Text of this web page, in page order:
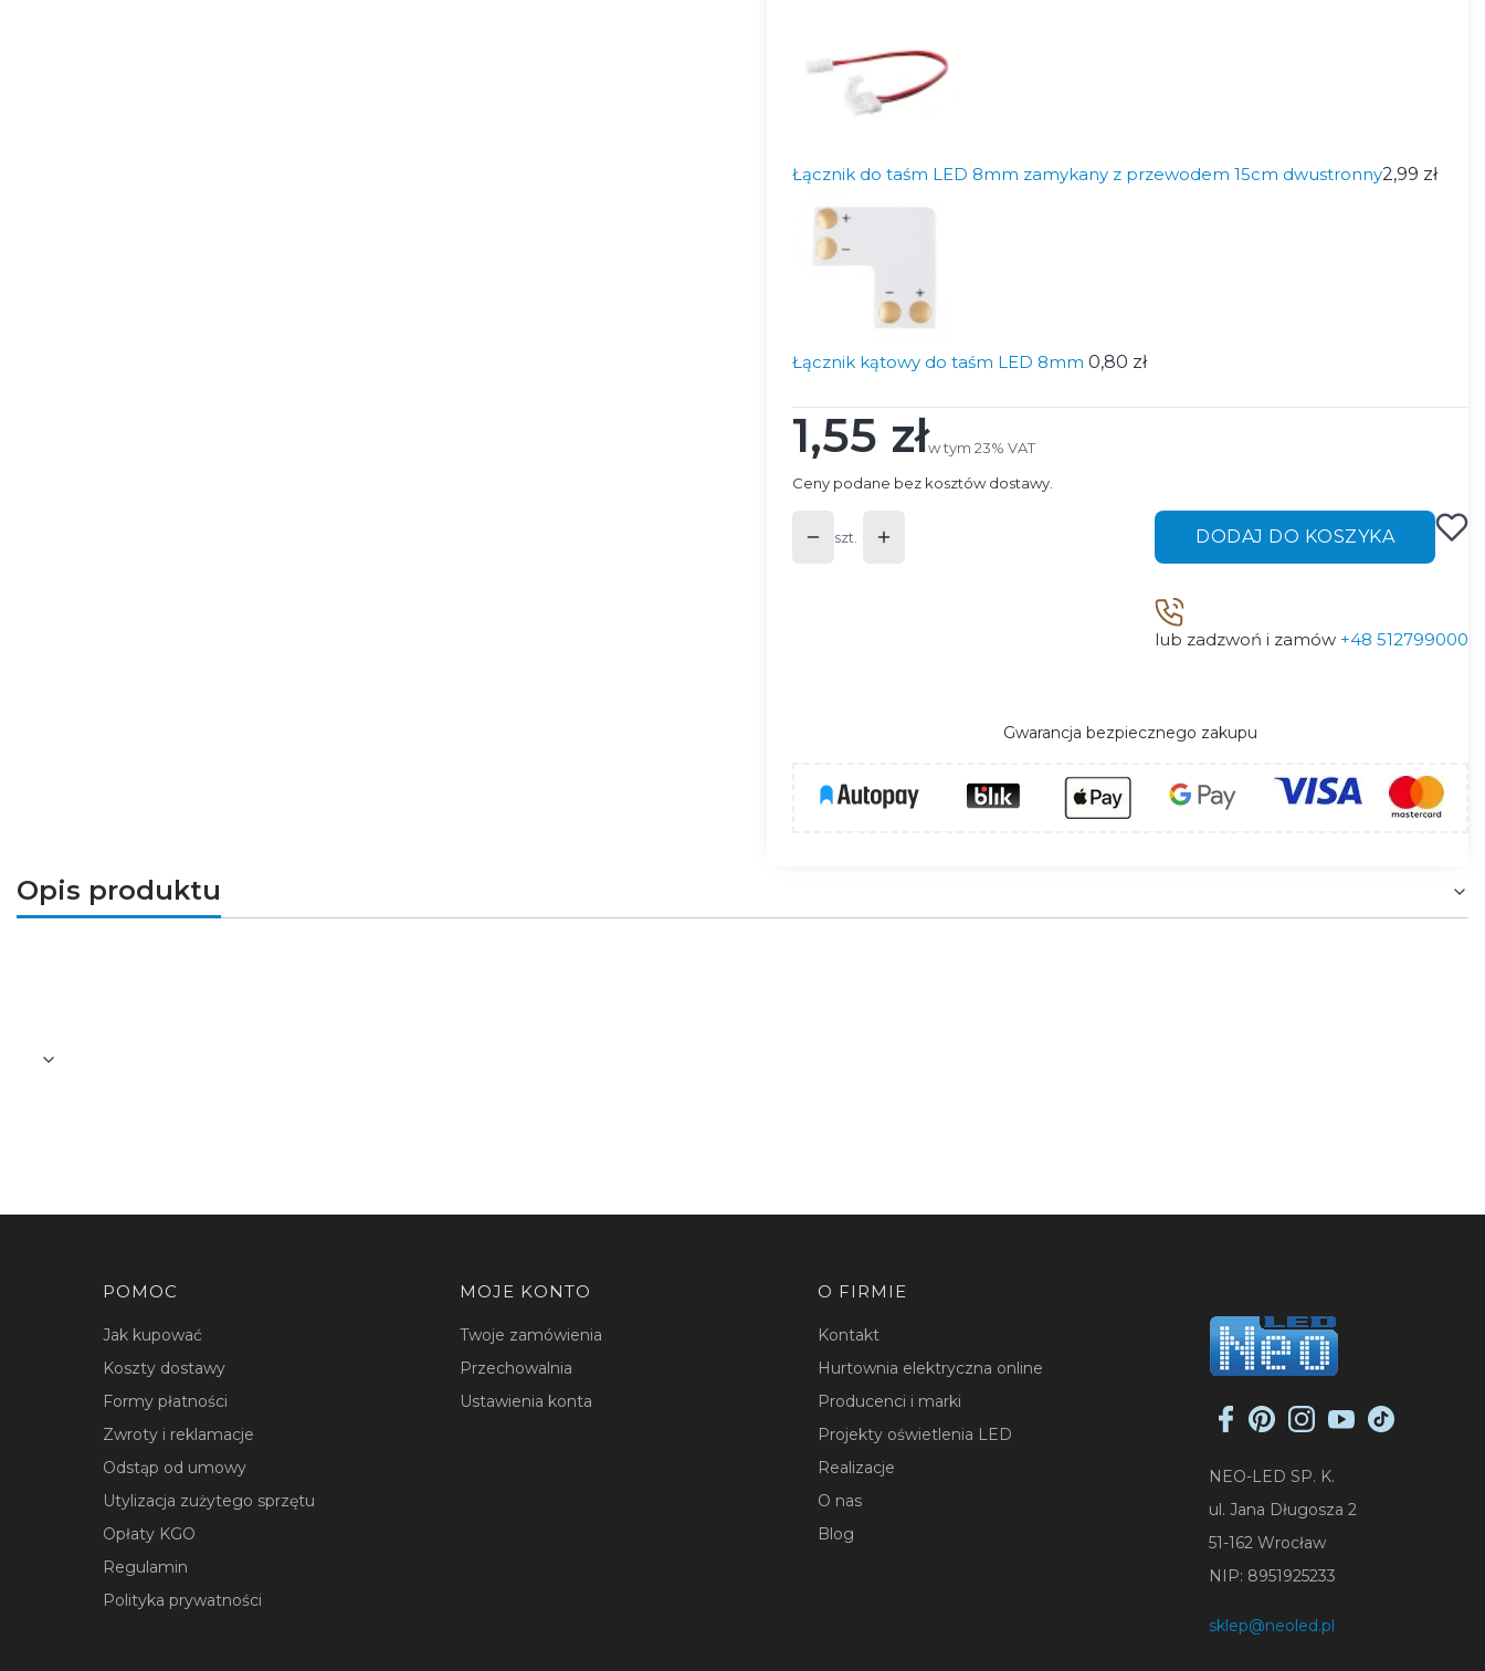
Łącznik do taśm LED 8mm zamykany z przewodem 15cm dwustronny2,99 zł
Łącznik kątowy do taśm LED 8mm 0,80 zł
Cena
1,55 złw tym 23% VAT
w tym 23% VAT
Ceny podane bez kosztów dostawy.
szt. DODAJ DO KOSZYKA
lub zadzwoń i zamów +48 512799000
Gwarancja bezpiecznego zakupu
Opis produktu
Linki w stopce
POMOC
Jak kupować
Koszty dostawy
Formy płatności
Zwroty i reklamacje
Odstąp od umowy
Utylizacja zużytego sprzętu
Opłaty KGO
Regulamin
Polityka prywatności
MOJE KONTO
Twoje zamówienia
Przechowalnia
Ustawienia konta
O FIRMIE
Kontakt
Hurtownia elektryczna online
Producenci i marki
Projekty oświetlenia LED
Realizacje
O nas
Blog
NEO-LED SP. K.
ul. Jana Długosza 2
51-162 Wrocław
NIP: 8951925233
sklep@neoled.pl